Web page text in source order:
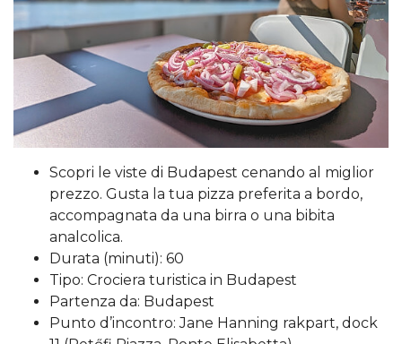
Scopri le viste di Budapest cenando al miglior
prezzo. Gusta la tua pizza preferita a bordo,
accompagnata da una birra o una bibita
analcolica.
Durata (minuti): 60
Tipo: Crociera turistica in Budapest
Partenza da: Budapest
Punto d’incontro: Jane Hanning rakpart, dock